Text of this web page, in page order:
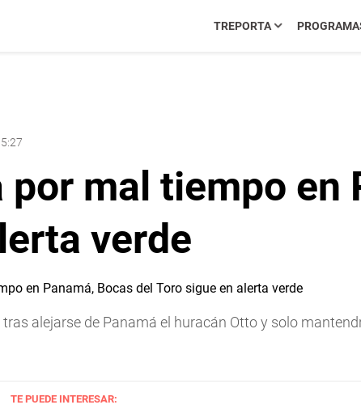
TREPORTA
mal tiempo en
verde
alejarse de Panamá el huracán Otto y solo
TE PUEDE INTERESAR: